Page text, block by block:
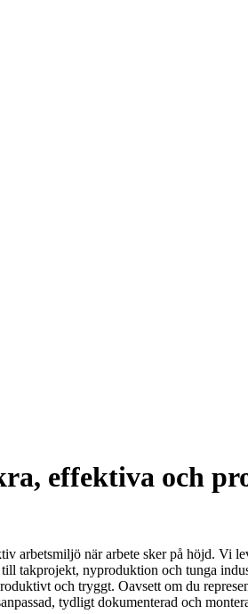
effektiva och
arbetsmiljö när arbete sker på höjd. Vi
takprojekt, nyproduktion och tunga
och tryggt. Oavsett om du
tydligt dokumenterad och